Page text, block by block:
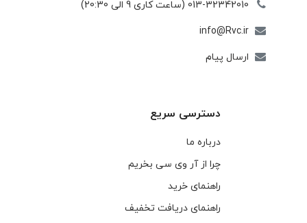
013-32342010 (ساعت کاری 9 الی 20:30)
info@Rvc.ir
ارسال پیام
دسترسی سریع
درباره ما
چرا از آر وی سی بخریم
راهنمای خرید
راهنمای دریافت تخفیف